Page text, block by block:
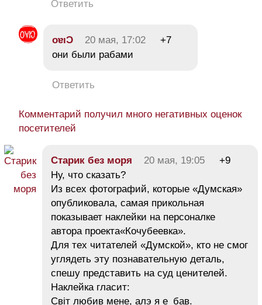
Ответить
oɐıƆ 20 мая, 17:02
+7
они были рабами
Ответить
Комментарий получил много негативных оценок
посетителей
Старик без моря 20 мая, 19:05
+9
Ну, что сказать?
Из всех фотографий, которые «Думская»
опубликовала, самая прикольная
показывает наклейки на персоналке
автора проекта«Кочубеевка».
Для тех читателей «Думской», кто не смог
углядеть эту познавательную деталь,
спешу представить на суд ценителей.
Наклейка гласит:
Свiт любив мене, алэ я е_бав.